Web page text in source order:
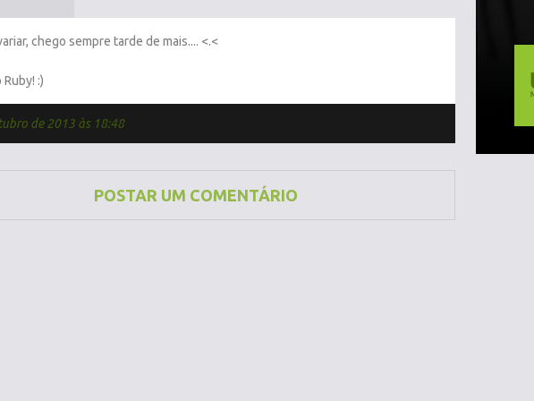
chego sempre tarde de mais.... <.<
:)
de 2013 às 18:48
POSTAR UM COMENTÁRIO